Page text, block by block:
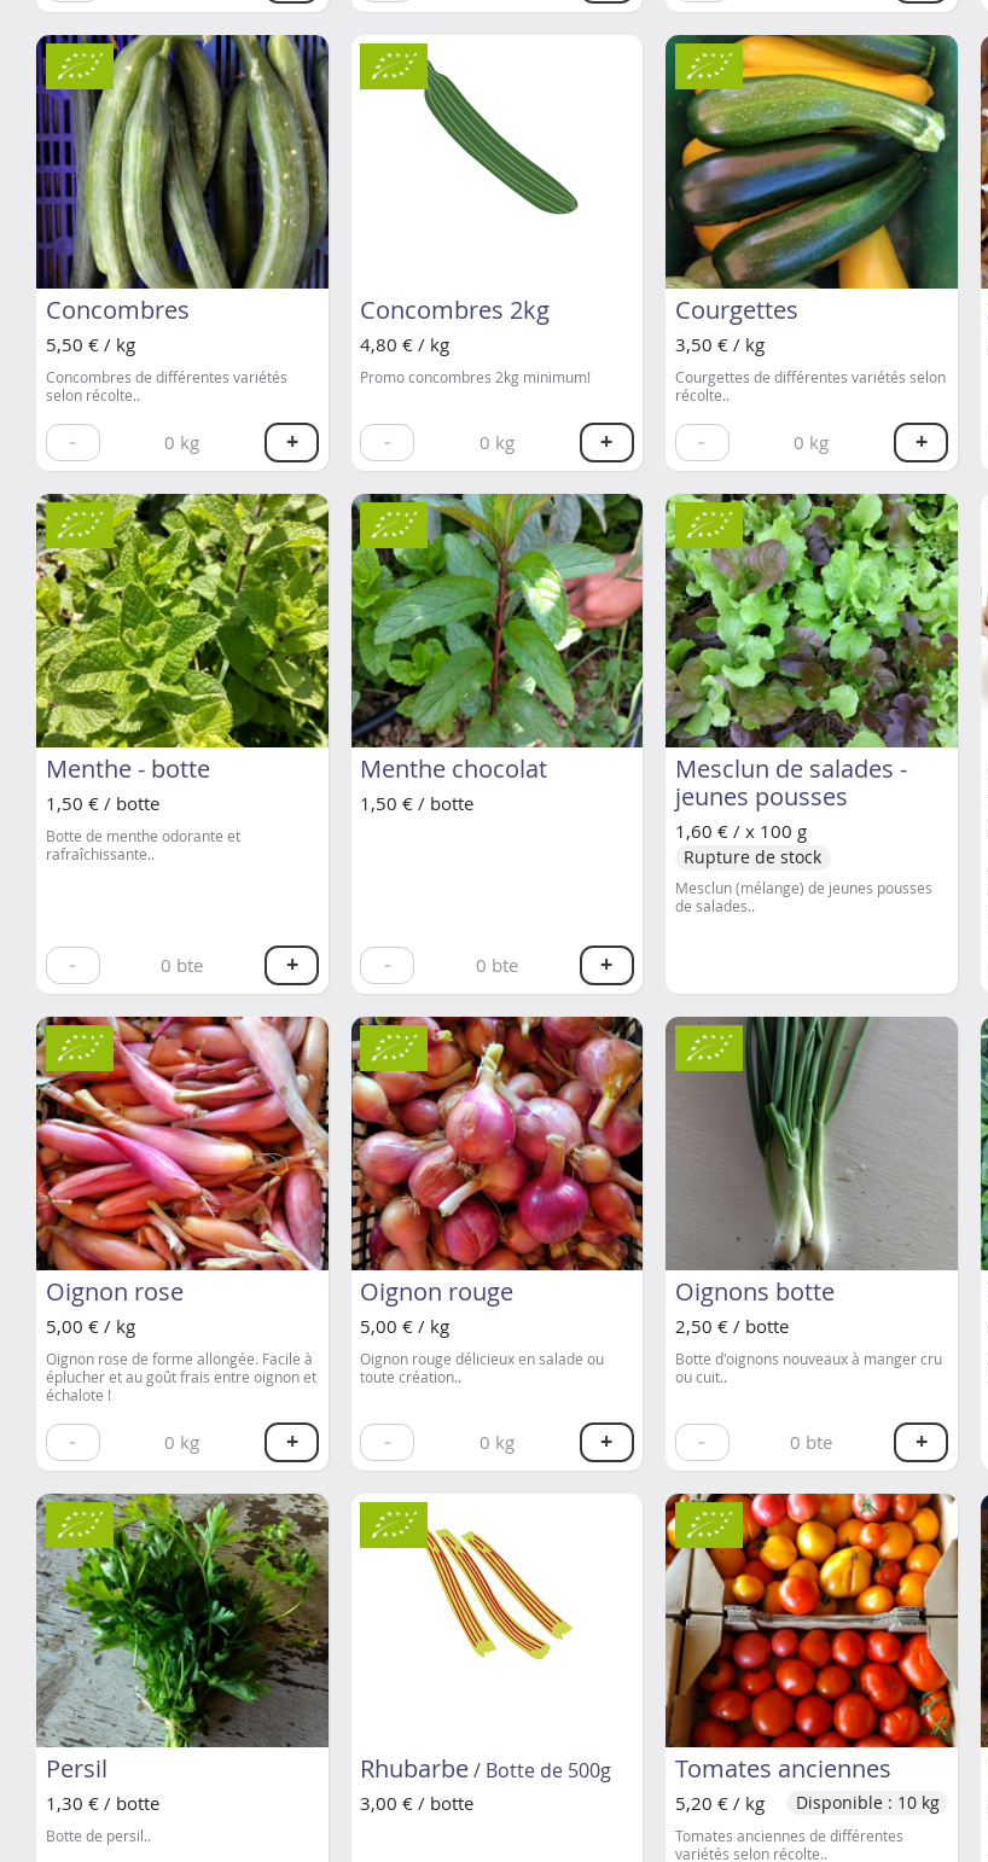
Concombres
5,50 € / kg
Concombres de différentes variétés
selon récolte..
- 0 kg +
Concombres 2kg
4,80 € / kg
Promo concombres 2kg minimum!
- 0 kg +
Courgettes
3,50 € / kg
Courgettes de différentes variétés selon
récolte..
- 0 kg +
Menthe - botte
1,50 € / botte
Botte de menthe odorante et
rafraîchissante..
- 0 bte +
Menthe chocolat
1,50 € / botte
- 0 bte +
Mesclun de salades -
jeunes pousses
1,60 € / x 100 g
Rupture de stock
Mesclun (mélange) de jeunes pousses
de salades..
Oignon rose
5,00 € / kg
Oignon rose de forme allongée. Facile à
éplucher et au goût frais entre oignon et
échalote !
- 0 kg +
Oignon rouge
5,00 € / kg
Oignon rouge délicieux en salade ou
toute création..
- 0 kg +
Oignons botte
2,50 € / botte
Botte d'oignons nouveaux à manger cru
ou cuit..
- 0 bte +
Persil
1,30 € / botte
Botte de persil..
Rhubarbe/ Botte de 500g
3,00 € / botte
Tomates anciennes
5,20 € / kg Disponible : 10 kg
Tomates anciennes de différentes
variétés selon récolte..